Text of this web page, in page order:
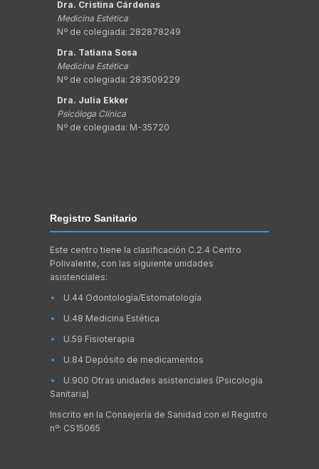
Dra. Cristina Cárdenas
Medicina Estética
Nº de colegiada: 282878249
Dra. Tatiana Sosa
Medicina Estética
Nº de colegiada: 283509229
Dra. Julia Ekker
Psicóloga Clínica
Nº de colegiada: M-35720
Registro Sanitario
Este centro tiene la clasificación C.2.4 Centro
Polivalente, con las siguiente unidades
asistenciales:
U.44 Odontología/Estomatología
U.48 Medicina Estética
U.59 Fisioterapia
U.84 Depósito de medicamentos
U.900 Otras unidades asistenciales (Psicología
Sanitaria)
Inscrito en la Consejería de Sanidad con el Registro
nº: CS15065